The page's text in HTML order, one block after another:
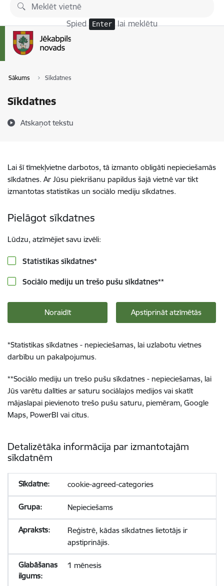
Pāriet uz lapas saturu
Spied Enter lai meklētu
Sākums Sīkdatnes
Sīkdatnes
Atskaņot tekstu
Lai šī tīmekļvietne darbotos, tā izmanto obligāti nepieciešamās
sīkdatnes. Ar Jūsu piekrišanu papildus šajā vietnē var tikt
izmantotas statistikas un sociālo mediju sīkdatnes.
Pielāgot sīkdatnes
Lūdzu, atzīmējiet savu izvēli:
Statistikas sīkdatnes*
Sociālo mediju un trešo pušu sīkdatnes**
Noraidīt Apstiprināt atzīmētās
*Statistikas sīkdatnes - nepieciešamas, lai uzlabotu vietnes
darbību un pakalpojumus.
**Sociālo mediju un trešo pušu sīkdatnes - nepieciešamas, lai
Jūs varētu dalīties ar saturu sociālajos medijos vai skatīt
mājaslapai pievienoto trešo pušu saturu, piemēram, Google
Maps, PowerBI vai citus.
Detalizētāka informācija par izmantotajām
sīkdatnēm
cookie-agreed-categories
Nepieciešams
Reģistrē, kādas sīkdatnes lietotājs ir
apstiprinājis.
1 mēnesis